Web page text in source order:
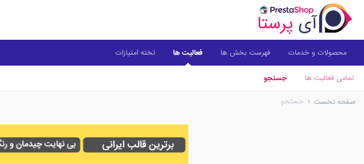
محصولات و خدمات فهرست بخش ها فعالیت ها
تمامی فعالیت ها جستجو
تخته امتیازات
صفحه نخست جستجو